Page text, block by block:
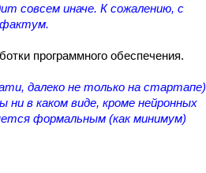
совсем иначе. К сожалению, с
программного обеспечения.
далеко не только на стартапе)
в каком виде, кроме нейронных
формальным (как минимум)